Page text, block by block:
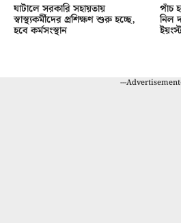
ঘাটালে সরকারি সহায়তায়
স্বাস্থ্যকর্মীদের প্রশিক্ষণ শুরু হচ্ছে,
হবে কর্মসংস্থান
পাঁচ
নিল
---